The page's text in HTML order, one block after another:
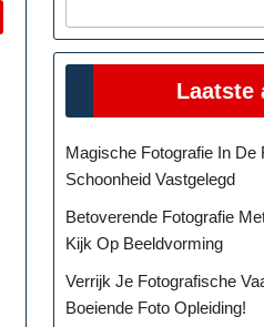
Laatste
Magische Fotografie In De
Schoonheid Vastgelegd
Betoverende Fotografie
Kijk Op Beeldvorming
Verrijk Je Fotografische
Boeiende Foto Opleiding!